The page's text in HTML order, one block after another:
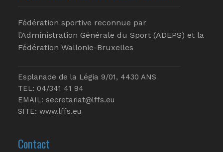
Fédération sportive reconnue par
l’Administration Générale du Sport (ADEPS) et la
Fédération Wallonie-Bruxelles
Esplanade de la Légia 9/01, 4430 ANS
TEL: 04/341 41 94
EMAIL: secretariat@lffs.eu
SITE: www.lffs.eu
Contact